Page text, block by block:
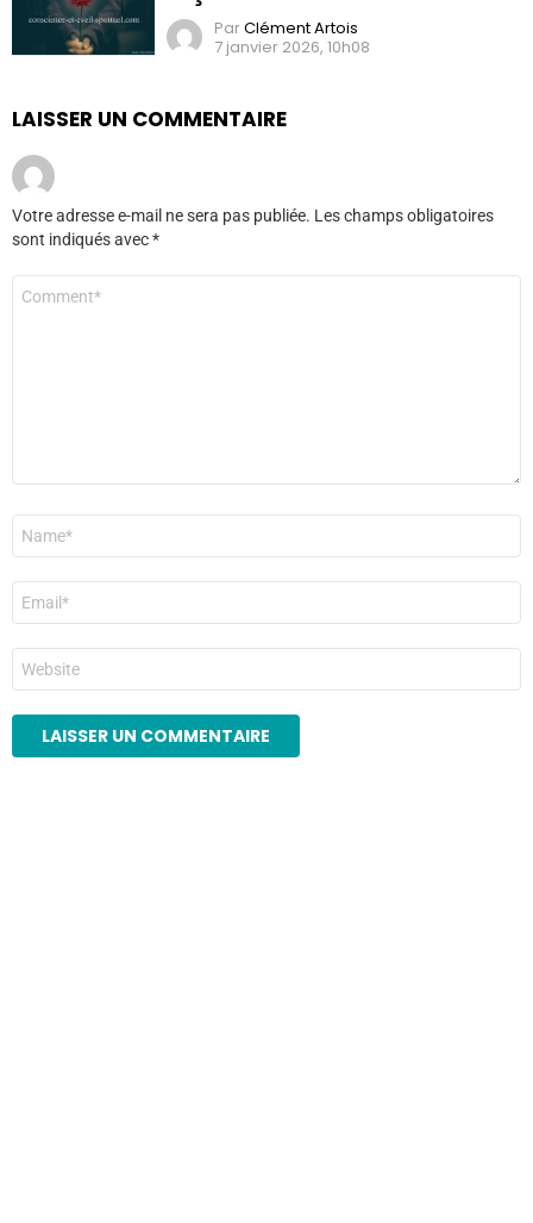
ParClément Artois
7 janvier 2026, 10h08
LAISSER UN COMMENTAIRE
Votre adresse e-mail ne sera pas publiée. Les champs obligatoires
sont indiqués avec*
mail
*
Site
web